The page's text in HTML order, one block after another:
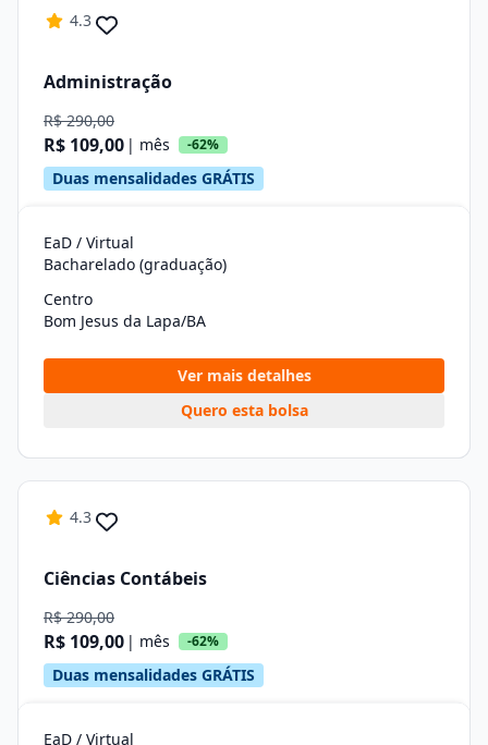
4.3
Administração
R$ 290,00
R$ 109,00 | mês -62%
Duas mensalidades GRÁTIS
EaD / Virtual
Bacharelado (graduação)
Centro
Bom Jesus da Lapa/BA
Ver mais detalhes
Quero esta bolsa
4.3
Ciências Contábeis
R$ 290,00
R$ 109,00 | mês -62%
Duas mensalidades GRÁTIS
EaD / Virtual